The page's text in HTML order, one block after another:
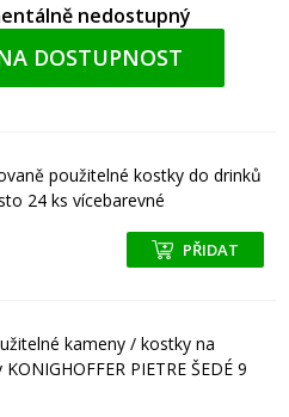
nedostupný
DOSTUPNOST
použitelné kostky do drinků
24 ks vícebarevné
+
+ PŘIDAT
kameny / kostky na
PIETRE ŠEDÉ 9